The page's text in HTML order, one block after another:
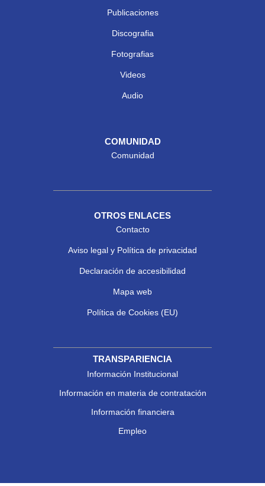
Publicaciones
Discografia
Fotografias
Videos
Audio
COMUNIDAD
Comunidad
OTROS ENLACES
Contacto
Aviso legal y Política de privacidad
Declaración de accesibilidad
Mapa web
Política de Cookies (EU)
TRANSPARIENCIA
Información Institucional
Información en materia de contratación
Información financiera
Empleo